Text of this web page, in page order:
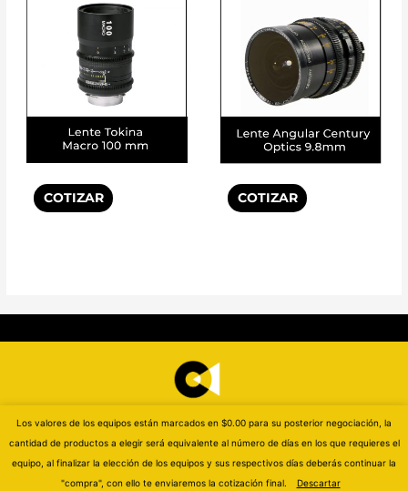
Los valores de los equipos están marcados en $0.00 para su posterior negociación, la
cantidad de productos a elegir será equivalente al número de días en los que requieres el
equipo, al finalizar la elección de los equipos y sus respectivos días deberás continuar la
"compra", con ello te enviaremos la cotización final.
Descartar
COTIZAR COTIZAR
Copyright © 2023 CINEASSIST